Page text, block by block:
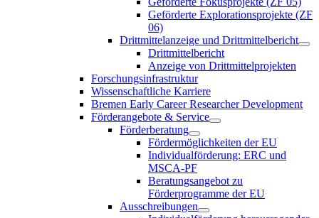
Geförderte Explorationsprojekte (ZF
06)
Drittmittelanzeige und Drittmittelbericht
Drittmittelbericht
Anzeige von Drittmittelprojekten
Forschungsinfrastruktur
Wissenschaftliche Karriere
Bremen Early Career Researcher Development
Förderangebote & Service
Förderberatung
Fördermöglichkeiten der EU
Individualförderung: ERC und
MSCA-PF
Beratungsangebot zu
Förderprogramme der EU
Ausschreibungen